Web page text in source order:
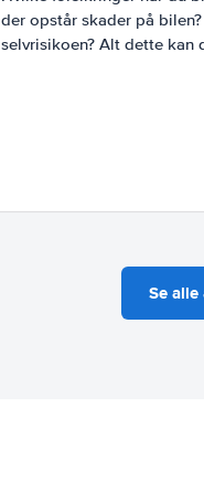
der opstår skader på
selvrisikoen? Alt dette kan
Se